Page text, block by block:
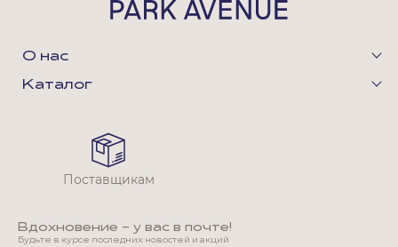
О нас
Каталог
Вдохновение - у вас в почте!
Будьте в курсе последних новостей и акций
Поставщикам